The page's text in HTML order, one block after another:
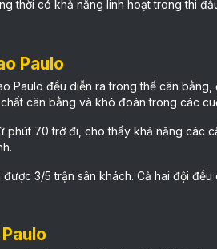
thời có khả năng linh hoạt trong thi
Paulo
Paulo đều diễn ra trong thế cân
cân bằng và khó đoán trong các
70 trở đi, cho thấy khả năng các
3/5 trận sân khách. Cả hai đội